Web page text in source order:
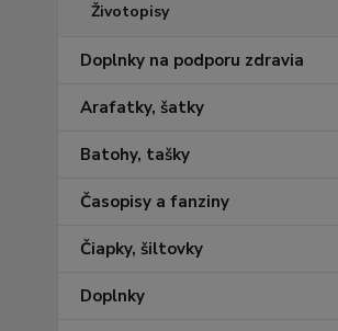
Životopisy
Doplnky na podporu zdravia
Arafatky, šatky
Batohy, tašky
Časopisy a fanziny
Čiapky, šiltovky
Doplnky